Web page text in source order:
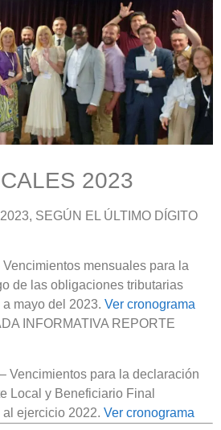
2023
SEGÚN EL ÚLTIMO DÍGITO
mensuales para la
de las obligaciones tributarias
mayo del 2023. Ver cronograma
INFORMATIVA REPORTE
Vencimientos para la declaración
Local y Beneficiario Final
ejercicio 2022. Ver cronograma